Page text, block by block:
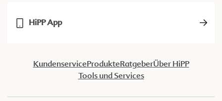
HiPP App
KundenserviceProdukteRatgeberÜber HiPP
Tools und Services